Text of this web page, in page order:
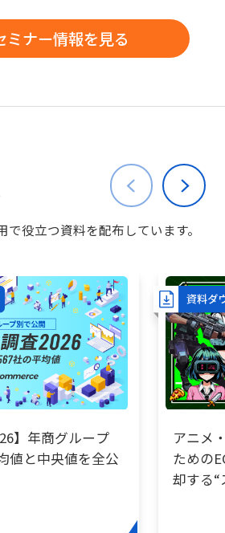
ミナー情報を見る
で役立つ資料を配布しています。
】年商グループ
値と中央値を全公
アニメ
ための
却する